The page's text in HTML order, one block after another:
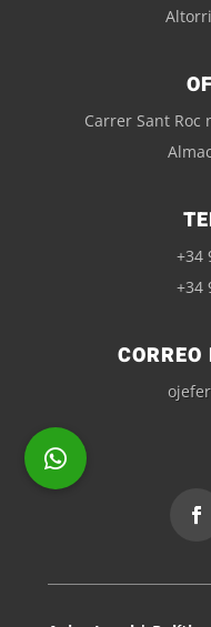
Carrer Sant Roc
+34
+34